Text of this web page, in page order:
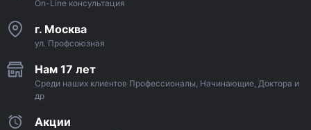
On-Line консультация
г. Москва
ул. Профсоюзная
Нам 17 лет
Среди наших клиентов Профессионалы, Начинающие, Доктора и
др
Акции